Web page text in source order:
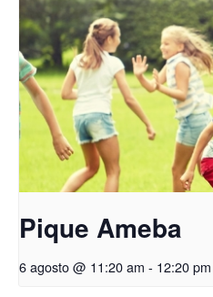
Pique Ameba
6 agosto @ 11:20 am - 12:20 pm